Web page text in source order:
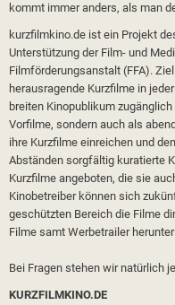
kommt immer anders, als man
kurzfilmkino.de ist ein Projekt
Unterstützung der Film- und
Filmförderungsanstalt (FFA).
herausragende Kurzfilme in
breiten Kinopublikum
Vorfilme, sondern auch als
ihre Kurzfilme einreichen und
Abständen sorgfältig kuratierte
Kurzfilme angeboten, die sie
Kinobetreiber können sich
geschützten Bereich die Filme
Filme samt Werbetrailer
Bei Fragen stehen wir natürlich
KURZFILMKINO.DE